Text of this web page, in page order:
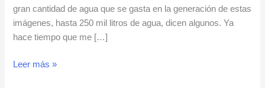
gran cantidad de agua que se gasta en la generación de estas
imágenes, hasta 250 mil litros de agua, dicen algunos. Ya
hace tiempo que me […]
Leer más »